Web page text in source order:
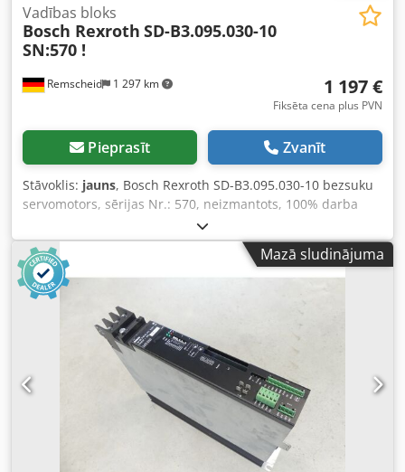
Remscheid 1 297 km
Vadības bloks
Bosch Rexroth SD-B3.095.030-10
SN:570 !
1 197 €
Fiksēta cena plus PVN
Pieprasīt Zvanīt
Stāvoklis: jauns, Bosch Rexroth SD-B3.095.030-10 bezsuku
servomotors, sērijas Nr.: 570, neizmantots, 100% darba
kārtībā, piegādes saturs atbilstoši fotogrāfijām. Csdpfx Agsi
D E Ruexorf
Mazā sludinājuma